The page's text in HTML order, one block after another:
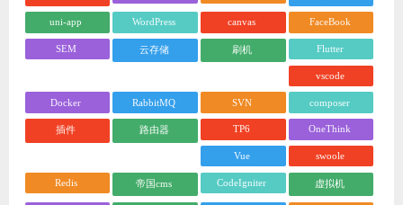
uni-app WordPress canvas FaceBook
SEM 云存储 刷机 Flutter
vscode
Docker RabbitMQ SVN composer
插件 路由器 TP6 OneThink
Vue swoole
Redis 帝国cms CodeIgniter 虚拟机